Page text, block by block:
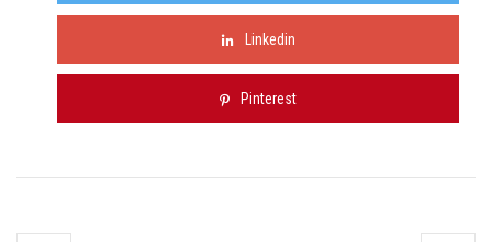
Linkedin
Pinterest